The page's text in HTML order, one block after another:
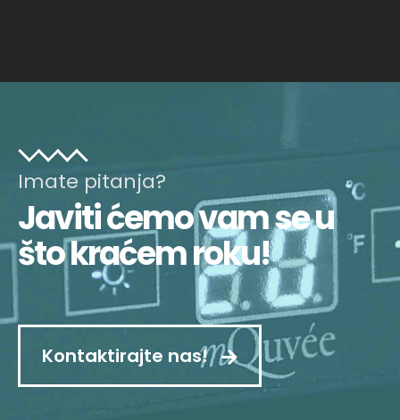
Imate pitanja?
Javiti ćemo vam se u
što kraćem roku!
Kontaktirajte nas!